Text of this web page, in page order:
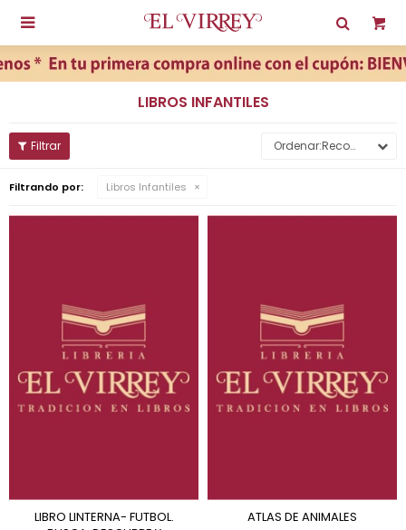

LIBROS INFANTILES
Recomendados
Filtrando por: Libros Infantiles
LIBRO LINTERNA- FUTBOL.
ATLAS DE ANIMALES